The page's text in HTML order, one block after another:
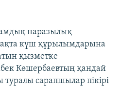
наразылық
күш құрылымдарына
қызметке
Көшербаевтың қандай
туралы сарапшылар пікірі